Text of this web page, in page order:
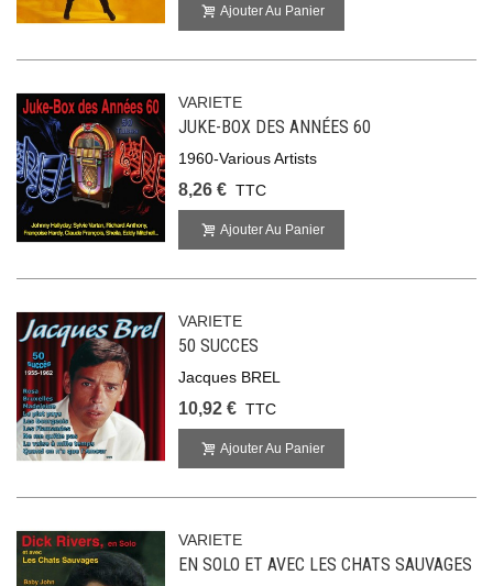
Ajouter Au Panier
VARIETE
JUKE-BOX DES ANNÉES 60
1960-Various Artists
8,26 € TTC
Ajouter Au Panier
VARIETE
50 SUCCES
Jacques BREL
10,92 € TTC
Ajouter Au Panier
VARIETE
EN SOLO ET AVEC LES CHATS SAUVAGES